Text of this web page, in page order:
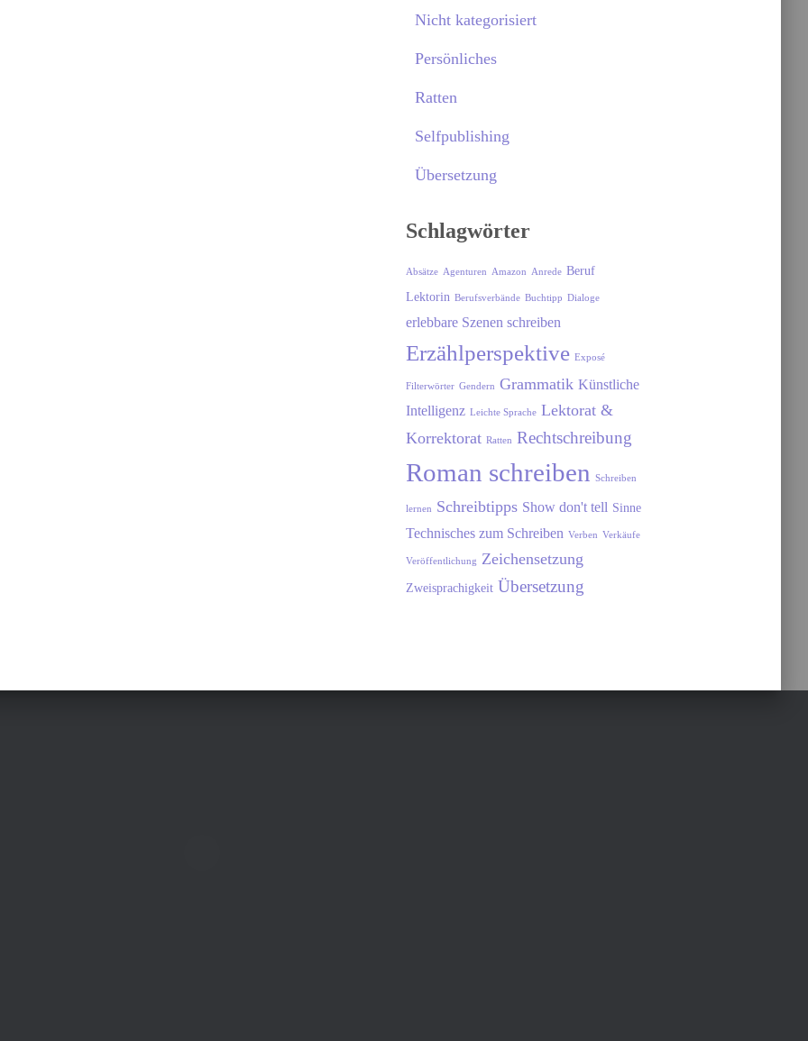
Nicht kategorisiert
Persönliches
Ratten
Selfpublishing
Übersetzung
Schlagwörter
Absätze Agenturen Amazon Anrede Beruf
Lektorin Berufsverbände Buchtipp Dialoge
erlebbare Szenen schreiben
Erzählperspektive Exposé
Filterwörter Gendern Grammatik Künstliche
Intelligenz Leichte Sprache Lektorat &
Korrektorat Ratten Rechtschreibung
Roman schreiben Schreiben
lernen Schreibtipps Show don't tell Sinne
Technisches zum Schreiben Verben Verkäufe
Veröffentlichung Zeichensetzung
Zweisprachigkeit Übersetzung